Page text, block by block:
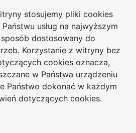
stosujemy pliki cookies
usług na najwyższym
dostosowany do
Korzystanie z witryny bez
cookies oznacza,
w Państwa urządzeniu
Państwo dokonać w każdym
dotyczących cookies.
menu
serwisu
Długosza w Częstochowie